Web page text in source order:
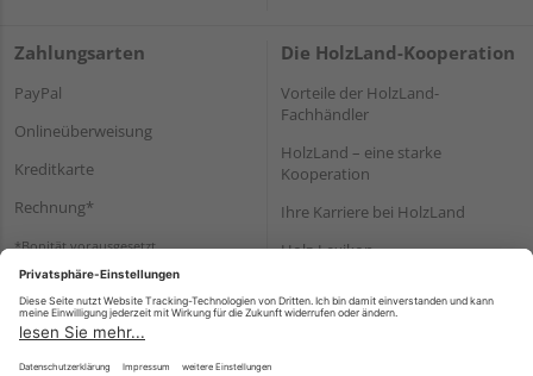
Zahlungsarten
PayPal
Onlineüberweisung
Kreditkarte
Rechnung*
*Bonität vorausgesetzt
Die HolzLand-Kooperation
Vorteile der HolzLand-
Fachhändler
HolzLand – eine starke
Kooperation
Ihre Karriere bei HolzLand
Holz-Lexikon